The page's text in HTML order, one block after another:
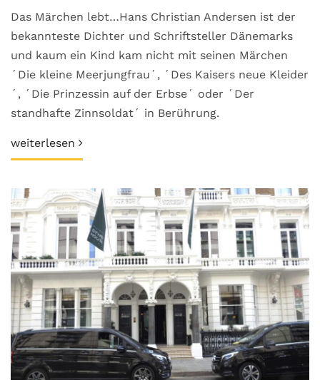
Das Märchen lebt…Hans Christian Andersen ist der
bekannteste Dichter und Schriftsteller Dänemarks
und kaum ein Kind kam nicht mit seinen Märchen
´Die kleine Meerjungfrau´, ´Des Kaisers neue Kleider
´, ´Die Prinzessin auf der Erbse´ oder ´Der
standhafte Zinnsoldat´ in Berührung.
weiterlesen